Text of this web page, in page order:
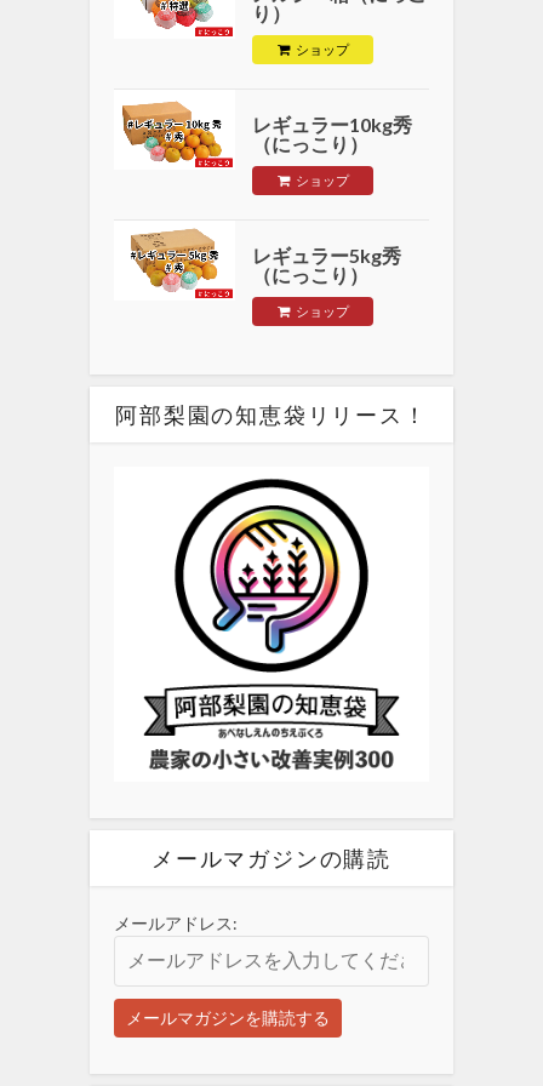
り）
ショップ
レギュラー10kg秀
（にっこり）
ショップ
レギュラー5kg秀
（にっこり）
ショップ
阿部梨園の知恵袋リリース！
メールマガジンの購読
メールアドレス: